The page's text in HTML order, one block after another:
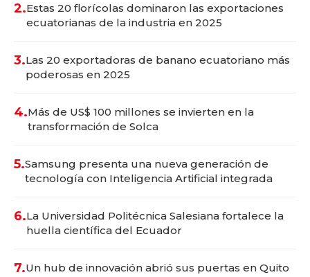
2.Estas 20 florícolas dominaron las exportaciones
ecuatorianas de la industria en 2025
3.Las 20 exportadoras de banano ecuatoriano más
poderosas en 2025
4.Más de US$ 100 millones se invierten en la
transformación de Solca
5.Samsung presenta una nueva generación de
tecnología con Inteligencia Artificial integrada
6.La Universidad Politécnica Salesiana fortalece la
huella científica del Ecuador
7.Un hub de innovación abrió sus puertas en Quito